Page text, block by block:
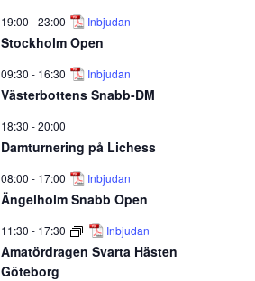
19:00 -23:00 Inbjudan
Stockholm Open
09:30 - 16:30 Inbjudan
Västerbottens Snabb-DM
18:30 -20:00
Damturnering på Lichess
08:00 - 17:00 Inbjudan
Ängelholm Snabb Open
11:30 - 17:30 Inbjudan
Amatördragen Svarta Hästen
Göteborg